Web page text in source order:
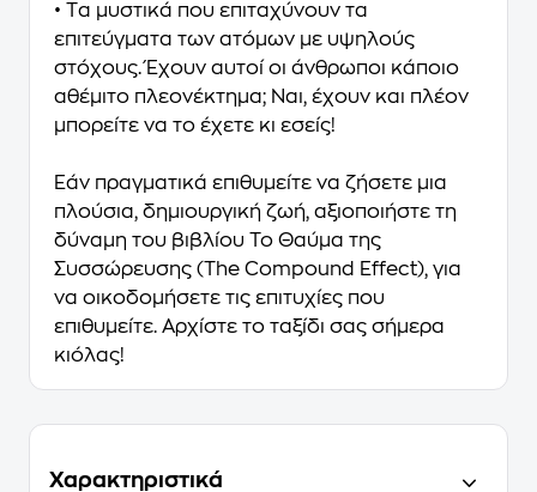
• Tα μυστικά που επιταχύνουν τα
επιτεύγματα των ατόμων με υψηλούς
στόχους. Έχουν αυτοί οι άνθρωποι κάποιο
αθέμιτο πλεονέκτημα; Ναι, έχουν και πλέον
μπορείτε να το έχετε κι εσείς!
Εάν πραγματικά επιθυμείτε να ζήσετε μια
πλούσια, δημιουργική ζωή, αξιοποιήστε τη
δύναμη του βιβλίου Το Θαύμα της
Συσσώρευσης (The Compound Effect), για
να οικοδομήσετε τις επιτυχίες που
επιθυμείτε. Αρχίστε το ταξίδι σας σήμερα
κιόλας!
Χαρακτηριστικά